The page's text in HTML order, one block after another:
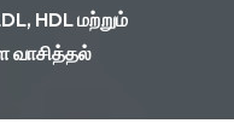
HDL மற்றும்
வாசித்தல்